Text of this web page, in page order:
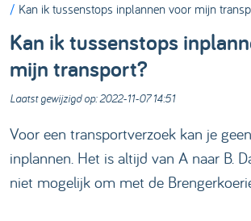
Kan ik tussenstops inplannen voor mijn
Kan ik tussenstops
mijn transport?
Laatst gewijzigd op: 2022-11-07 14:51
Voor een transportverzoek kan je
inplannen. Het is altijd van A naar B.
niet mogelijk om met de